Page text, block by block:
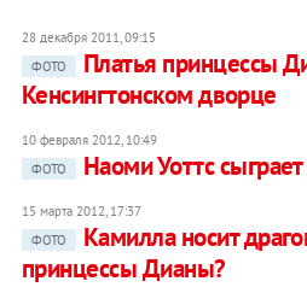
28 декабря 2011, 09:15
ФОТО
Платья принцессы
Кенсингтонском дворце
10 февраля 2012, 10:49
ФОТО
Наоми Уоттс
15 марта 2012, 17:37
ФОТО
Камилла носит
принцессы Дианы?